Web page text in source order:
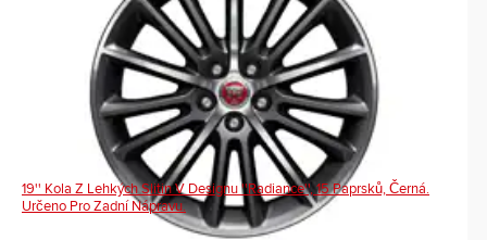
19'' Kola Z Lehkých Slitin V Designu ''Radiance'', 15 Paprsků, Černá.
Určeno Pro Zadní Nápravu.